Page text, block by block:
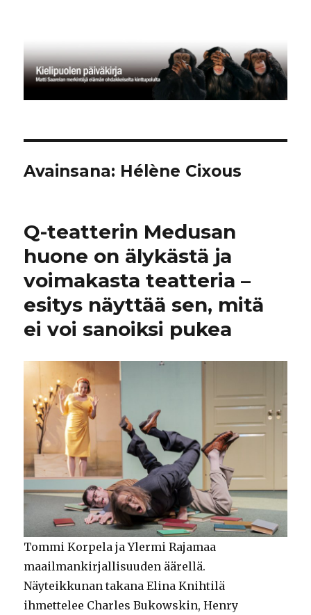
Avainsana: Hélène Cixous
Q-teatterin Medusan
huone on älykästä ja
voimakasta teatteria –
esitys näyttää sen, mitä
ei voi sanoiksi pukea
Tommi Korpela ja Ylermi Rajamaa
maailmankirjallisuuden äärellä.
Näyteikkunan takana Elina Knihtilä
ihmettelee Charles Bukowskin, Henry